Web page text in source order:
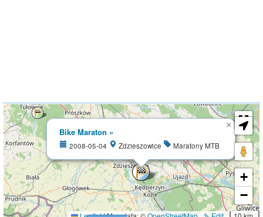
Bike Maraton »
2008-05-04 Zdzieszowice Maratony MTB
×
+
−